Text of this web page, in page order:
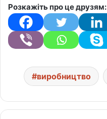
Розкажіть про це друзям:
виробництво